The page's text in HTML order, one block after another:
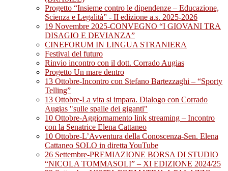
Progetto “Insieme contro le dipendenze – Educazione,
Scienza e Legalità” - II edizione a.s. 2025-2026
19 Novembre 2025-CONVEGNO “I GIOVANI TRA
DISAGIO E DEVIANZA”
CINEFORUM IN LINGUA STRANIERA
Festival del futuro
Rinvio incontro con il dott. Corrado Augias
Progetto Un mare dentro
13 Ottobre-Incontro con Stefano Bartezzaghi – “Sporty
Telling”
13 Ottobre-La vita si impara. Dialogo con Corrado
Augias "sulle spalle dei giganti"
10 Ottobre-Aggiornamento link streaming – Incontro
con la Senatrice Elena Cattaneo
10 Ottobre-L’Avventura della Conoscenza-Sen. Elena
Cattaneo SOLO in diretta YouTube
26 Settembre-PREMIAZIONE BORSA DI STUDIO
“NICOLA TOMMASOLI” – XI EDIZIONE 2024/25